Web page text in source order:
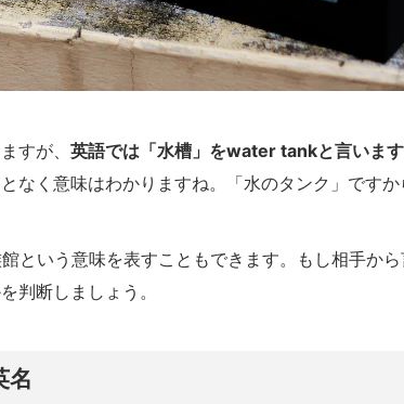
すが、 英語では「水槽」をwater tankと言います
なく意味はわかりますね。「水のタンク」ですか
という意味を表すこともできます。もし相手から
判断しましょう。
名